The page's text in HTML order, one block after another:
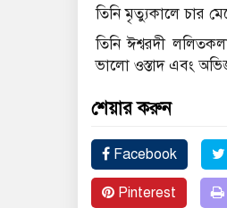
তিনি মৃত্যুকালে চার
তিনি ঈশ্বরদী
ভালো ওস্তাদ এবং
শেয়ার করুন
Facebook
Pinterest